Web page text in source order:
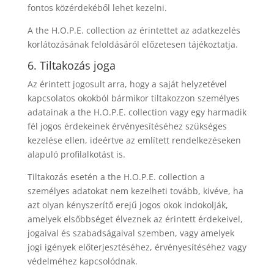
fontos közérdekéből lehet kezelni.
A the H.O.P.E. collection az érintettet az adatkezelés
korlátozásának feloldásáról előzetesen tájékoztatja.
6. Tiltakozás joga
Az érintett jogosult arra, hogy a saját helyzetével
kapcsolatos okokból bármikor tiltakozzon személyes
adatainak a the H.O.P.E. collection vagy egy harmadik
fél jogos érdekeinek érvényesítéséhez szükséges
kezelése ellen, ideértve az említett rendelkezéseken
alapuló profilalkotást is.
Tiltakozás esetén a the H.O.P.E. collection a
személyes adatokat nem kezelheti tovább, kivéve, ha
azt olyan kényszerítő erejű jogos okok indokolják,
amelyek elsőbbséget élveznek az érintett érdekeivel,
jogaival és szabadságaival szemben, vagy amelyek
jogi igények előterjesztéséhez, érvényesítéséhez vagy
védelméhez kapcsolódnak.